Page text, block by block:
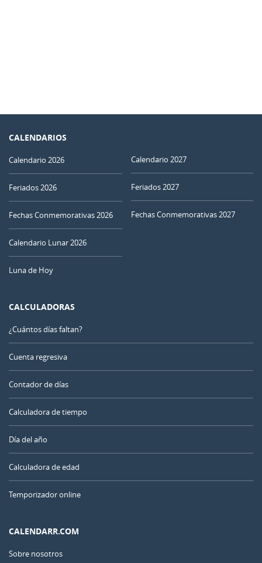
CALENDARIOS
Calendario 2026
Feriados 2026
Fechas Conmemorativas 2026
Calendario Lunar 2026
Luna de Hoy
Calendario 2027
Feriados 2027
Fechas Conmemorativas 2027
CALCULADORAS
¿Cuántos días faltan?
Cuenta regresiva
Contador de días
Calculadora de tiempo
Día del año
Calculadora de edad
Temporizador online
CALENDARR.COM
Sobre nosotros